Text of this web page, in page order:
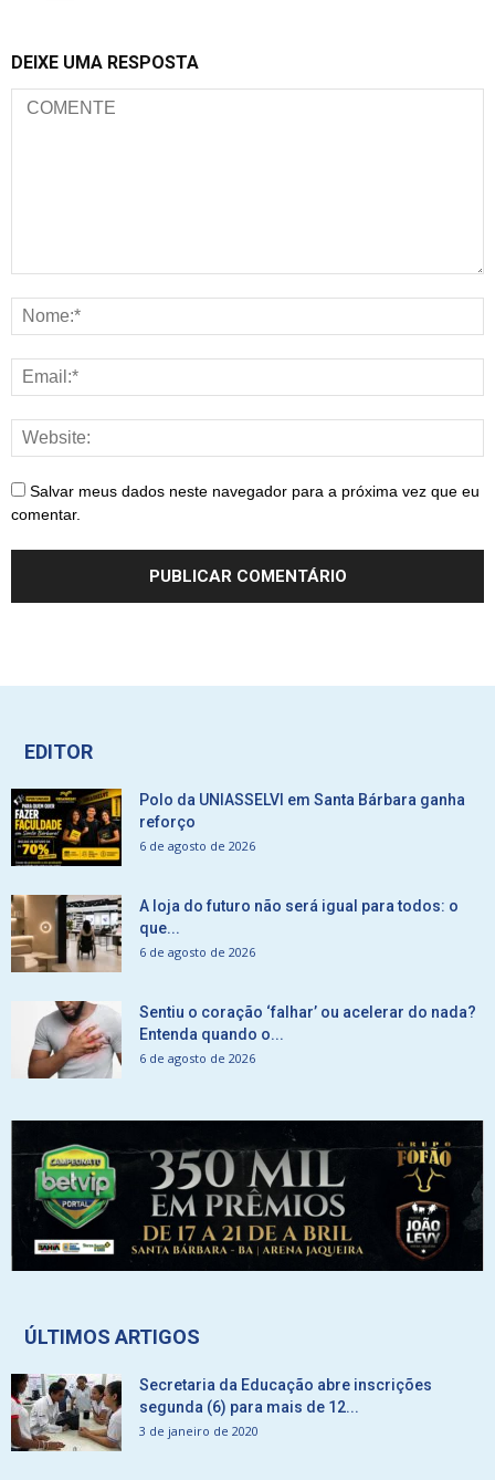
DEIXE UMA RESPOSTA
Salvar meus dados neste navegador para a próxima vez que eu
comentar.
EDITOR
Polo da UNIASSELVI em Santa Bárbara ganha
reforço
6 de agosto de 2026
A loja do futuro não será igual para todos: o
que...
6 de agosto de 2026
Sentiu o coração ‘falhar’ ou acelerar do nada?
Entenda quando o...
6 de agosto de 2026
ÚLTIMOS ARTIGOS
Secretaria da Educação abre inscrições
segunda (6) para mais de 12...
3 de janeiro de 2020